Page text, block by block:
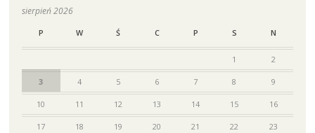
sierpień 2026
P W Ś C P S N
1 2
3 4 5 6 7 8 9
10 11 12 13 14 15 16
17 18 19 20 21 22 23